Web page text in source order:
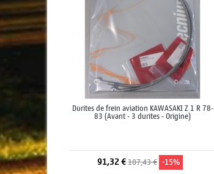
Durites de frein aviation KAWASAKI Z 1 R 78-
83 (Avant - 3 durites - Origine)
91,32 €107,43 € -15%